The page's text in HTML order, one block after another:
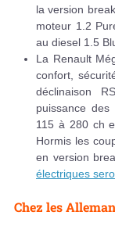
la version
moteur 1.2
au diesel 1.5
La Renault
confort,
déclinaison
puissance
115 à 280 ch
Hormis les
en version
électriques
Chez les